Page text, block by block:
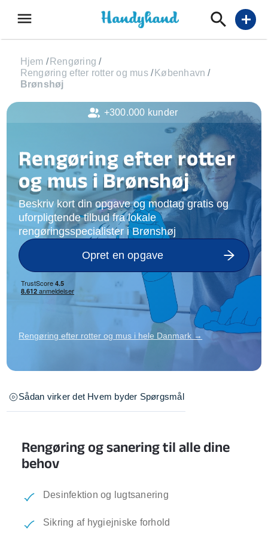
menu add
Hjem / Rengøring /
Rengøring efter rotter og mus / København /
Brønshøj
Rengøring efter rotter
og mus i Brønshøj
Beskriv kort din opgave og modtag gratis og
uforpligtende tilbud fra lokale
rengøringsspecialister i Brønshøj
Opret en opgave
Rengøring efter rotter og mus i hele Danmark →
Sådan virker det Hvem byder Spørgsmål
Rengøring og sanering til alle dine
behov
Desinfektion og lugtsanering
Sikring af hygiejniske forhold
+300.000 kunder